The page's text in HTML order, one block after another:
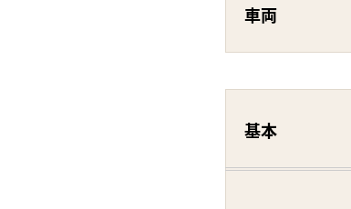
車両
基本